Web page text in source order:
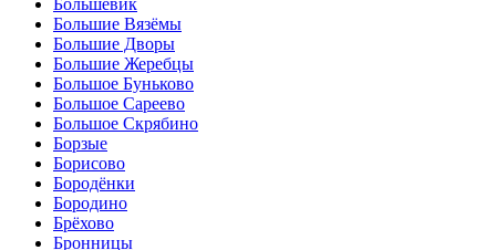
Большевик
Большие Вязёмы
Большие Дворы
Большие Жеребцы
Большое Буньково
Большое Сареево
Большое Скрябино
Борзые
Борисово
Бородёнки
Бородино
Брёхово
Бронницы